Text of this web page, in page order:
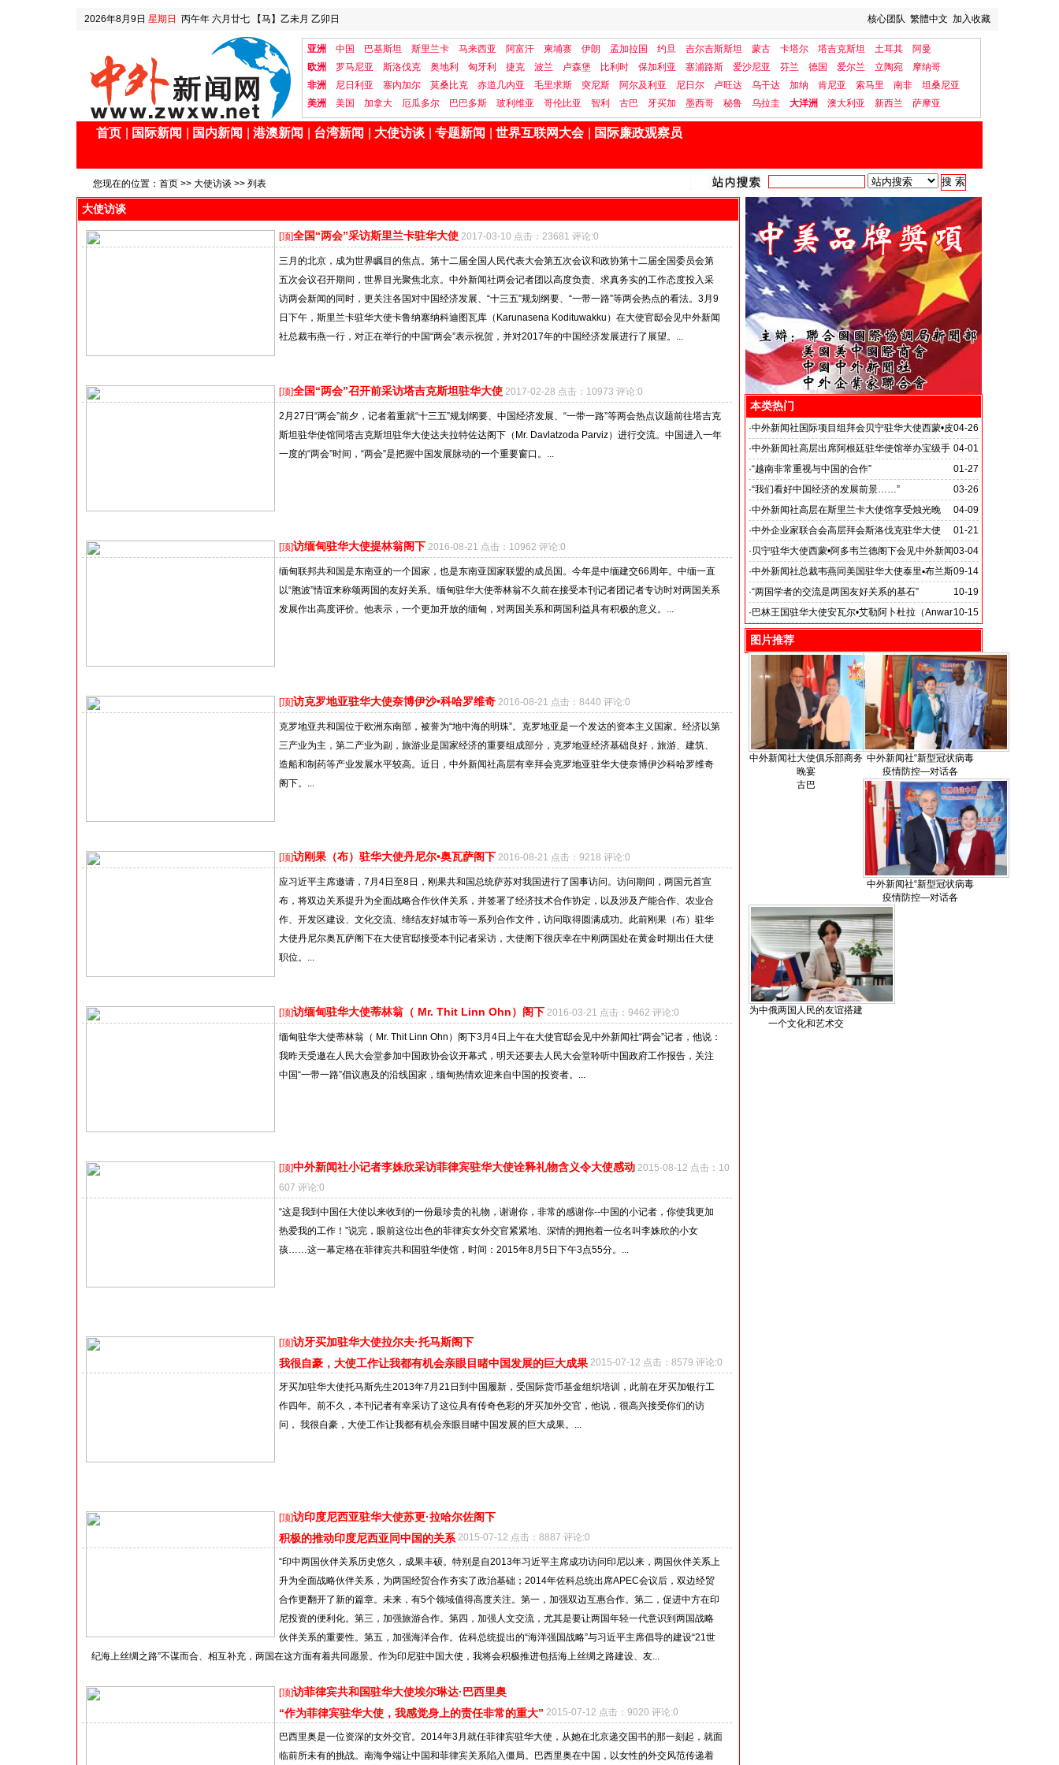
核心团队 繁體中文 加入收藏
2026年8月9日 星期日 丙午年 六月廿七 【马】乙未月 乙卯日
亚洲 中国 巴基斯坦 斯里兰卡 马来西亚 阿富汗 柬埔寨 伊朗 孟加拉国 约旦 吉尔吉斯斯坦 蒙古 卡塔尔 塔吉克斯坦 土耳其
阿曼
欧洲
罗马尼亚 斯洛伐克 奥地利 匈牙利 捷克 波兰 卢森堡 比利时 保加利亚 塞浦路斯 爱沙尼亚 芬兰 德国 爱尔兰 立陶宛
摩纳哥
非洲
尼日利亚 塞内加尔 莫桑比克 赤道几内亚 毛里求斯 突尼斯 阿尔及利亚 尼日尔 卢旺达 乌干达 加纳 肯尼亚 索马里 南非
坦桑尼亚
美洲
美国 加拿大 厄瓜多尔 巴巴多斯 玻利维亚 哥伦比亚 智利 古巴 牙买加 墨西哥 秘鲁 乌拉圭 大洋洲 澳大利亚 新西兰 萨摩亚
首页 国际新闻 国内新闻 港澳新闻 台湾新闻 大使访谈 专题新闻 世界互联网大会 国际廉政观察员
您现在的位置： 首页 >> 大使访谈 >> 列表
大使访谈
[顶]全国“两会”采访斯里兰卡驻华大使 2017-03-10 点击：23681 评论:0
三月的北京，成为世界瞩目的焦点。第十二届全国人民代表大会第五次会议和政协第十二届全国委员会第
五次会议召开期间，世界目光聚焦北京。中外新闻社两会记者团以高度负责、求真务实的工作态度投入采
访两会新闻的同时，更关注各国对中国经济发展、“十三五”规划纲要、“一带一路”等两会热点的看法。3月9
日下午，斯里兰卡驻华大使卡鲁纳塞纳科迪图瓦库（Karunasena Kodituwakku）在大使官邸会见中外新闻
社总裁韦燕一行，对正在举行的中国“两会”表示祝贺，并对2017年的中国经济发展进行了展望。...
[顶]全国“两会”召开前采访塔吉克斯坦驻华大使 2017-02-28 点击：10973 评论:0
2月27日“两会”前夕，记者着重就“十三五”规划纲要、中国经济发展、“一带一路”等两会热点议题前往塔吉克
斯坦驻华使馆同塔吉克斯坦驻华大使达夫拉特佐达阁下（Mr. Davlatzoda Parviz）进行交流。中国进入一年
一度的“两会”时间，“两会”是把握中国发展脉动的一个重要窗口。...
[顶]访缅甸驻华大使提林翁阁下 2016-08-21 点击：10962 评论:0
缅甸联邦共和国是东南亚的一个国家，也是东南亚国家联盟的成员国。今年是中缅建交66周年。中缅一直
以“胞波”情谊来称颂两国的友好关系。缅甸驻华大使蒂林翁不久前在接受本刊记者团记者专访时对两国关系
发展作出高度评价。他表示，一个更加开放的缅甸，对两国关系和两国利益具有积极的意义。...
[顶]访克罗地亚驻华大使奈博伊沙•科哈罗维奇 2016-08-21 点击：8440 评论:0
克罗地亚共和国位于欧洲东南部，被誉为“地中海的明珠”。克罗地亚是一个发达的资本主义国家。经济以第
三产业为主，第二产业为副，旅游业是国家经济的重要组成部分，克罗地亚经济基础良好，旅游、建筑、
造船和制药等产业发展水平较高。近日，中外新闻社高层有幸拜会克罗地亚驻华大使奈博伊沙科哈罗维奇
阁下。...
[顶]访刚果（布）驻华大使丹尼尔•奥瓦萨阁下 2016-08-21 点击：9218 评论:0
应习近平主席邀请，7月4日至8日，刚果共和国总统萨苏对我国进行了国事访问。访问期间，两国元首宣
布，将双边关系提升为全面战略合作伙伴关系，并签署了经济技术合作协定，以及涉及产能合作、农业合
作、开发区建设、文化交流、缔结友好城市等一系列合作文件，访问取得圆满成功。此前刚果（布）驻华
大使丹尼尔奥瓦萨阁下在大使官邸接受本刊记者采访，大使阁下很庆幸在中刚两国处在黄金时期出任大使
职位。...
[顶]访缅甸驻华大使蒂林翁（ Mr. Thit Linn Ohn）阁下 2016-03-21 点击：9462 评论:0
缅甸驻华大使蒂林翁（ Mr. Thit Linn Ohn）阁下3月4日上午在大使官邸会见中外新闻社“两会”记者，他说：
我昨天受邀在人民大会堂参加中国政协会议开幕式，明天还要去人民大会堂聆听中国政府工作报告，关注
中国“一带一路”倡议惠及的沿线国家，缅甸热情欢迎来自中国的投资者。...
[顶]中外新闻社小记者李姝欣采访菲律宾驻华大使诠释礼物含义令大使感动 2015-08-12 点击：10
607 评论:0
“这是我到中国任大使以来收到的一份最珍贵的礼物，谢谢你，非常的感谢你--中国的小记者，你使我更加
热爱我的工作！”说完，眼前这位出色的菲律宾女外交官紧紧地、深情的拥抱着一位名叫李姝欣的小女
孩……这一幕定格在菲律宾共和国驻华使馆，时间：2015年8月5日下午3点55分。...
[顶]访牙买加驻华大使拉尔夫·托马斯阁下
我很自豪，大使工作让我都有机会亲眼目睹中国发展的巨大成果 2015-07-12 点击：8579 评论:0
牙买加驻华大使托马斯先生2013年7月21日到中国履新，受国际货币基金组织培训，此前在牙买加银行工
作四年。前不久，本刊记者有幸采访了这位具有传奇色彩的牙买加外交官，他说，很高兴接受你们的访
问， 我很自豪，大使工作让我都有机会亲眼目睹中国发展的巨大成果。...
[顶]访印度尼西亚驻华大使苏更·拉哈尔佐阁下
积极的推动印度尼西亚同中国的关系 2015-07-12 点击：8887 评论:0
“印中两国伙伴关系历史悠久，成果丰硕。特别是自2013年习近平主席成功访问印尼以来，两国伙伴关系上
升为全面战略伙伴关系，为两国经贸合作夯实了政治基础；2014年佐科总统出席APEC会议后，双边经贸
合作更翻开了新的篇章。未来，有5个领域值得高度关注。第一，加强双边互惠合作。第二，促进中方在印
尼投资的便利化。第三，加强旅游合作。第四，加强人文交流，尤其是要让两国年轻一代意识到两国战略
伙伴关系的重要性。第五，加强海洋合作。佐科总统提出的“海洋强国战略”与习近平主席倡导的建设“21世
纪海上丝绸之路”不谋而合、相互补充，两国在这方面有着共同愿景。作为印尼驻中国大使，我将会积极推进包括海上丝绸之路建设、友...
[顶]访菲律宾共和国驻华大使埃尔琳达·巴西里奥
“作为菲律宾驻华大使，我感觉身上的责任非常的重大” 2015-07-12 点击：9020 评论:0
巴西里奥是一位资深的女外交官。2014年3月就任菲律宾驻华大使，从她在北京递交国书的那一刻起，就面
临前所未有的挑战。南海争端让中国和菲律宾关系陷入僵局。巴西里奥在中国，以女性的外交风范传递着
本类热门
04-26
·中外新闻社国际项目组拜会贝宁驻华大使西蒙•皮
埃尔•阿多韦兰德阁下
04-01
·中外新闻社高层出席阿根廷驻华使馆举办宝级手
风琴演奏大师瓦尔特•里奥斯音乐会
01-27
·“越南非常重视与中国的合作”
03-26
·“我们看好中国经济的发展前景……”
04-09
·中外新闻社高层在斯里兰卡大使馆享受烛光晚
餐……
01-21
·中外企业家联合会高层拜会斯洛伐克驻华大使
03-04
· 贝宁驻华大使西蒙•阿多韦兰德阁下会见中外新闻
社总编辑韦燕等
09-14
·中外新闻社总裁韦燕同美国驻华大使泰里▪布兰斯
塔德（Terry Edward Branstad）阁下友好交谈
10-19
·“两国学者的交流是两国友好关系的基石”
10-15
· 巴林王国驻华大使安瓦尔•艾勒阿卜杜拉（Anwar
Al-Abdulla）会见中外新闻社高层
图片推荐
中外新闻社大使俱乐部商务
晚宴
古巴
中外新闻社“新型冠状病毒
疫情防控—对话各
中外新闻社“新型冠状病毒
疫情防控—对话各
为中俄两国人民的友谊搭建
一个文化和艺术交